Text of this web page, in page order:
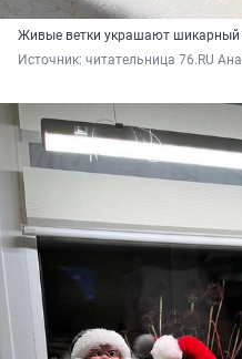
Живые ветки украшают шикарный
Источник: читательница 76.RU